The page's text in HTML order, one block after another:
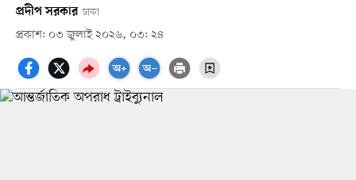
প্রদীপ সরকার ঢাকা
প্রকাশ: ০৩ জুলাই ২০২৬, ০৩: ২৪